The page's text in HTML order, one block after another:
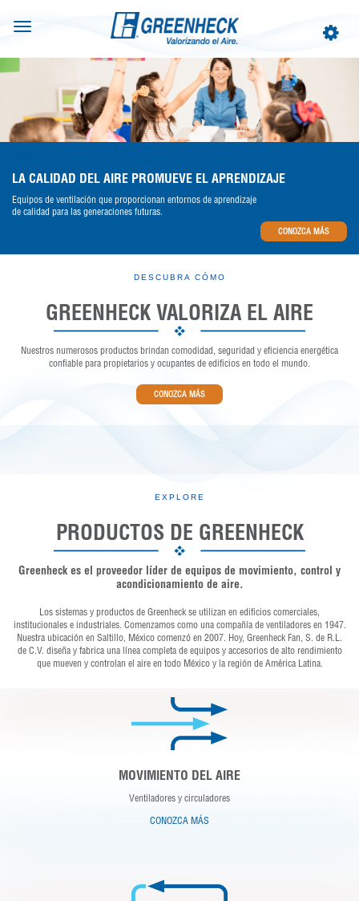
Toggle
Toggle
LA CALIDAD DEL AIRE PROMUEVE EL APRENDIZAJE
Equipos de ventilación que proporcionan entornos de aprendizaje
de calidad para las generaciones futuras.
CONOZCA MÁS
DESCUBRA CÓMO
GREENHECK VALORIZA EL AIRE
Nuestros numerosos productos brindan comodidad, seguridad y eficiencia energética
confiable para propietarios y ocupantes de edificios en todo el mundo.
CONOZCA MÁS
EXPLORE
PRODUCTOS DE GREENHECK
Greenheck es el proveedor líder de equipos de movimiento, control y
acondicionamiento de aire.
Los sistemas y productos de Greenheck se utilizan en edificios comerciales,
institucionales e industriales. Comenzamos como una compañía de ventiladores en 1947.
Nuestra ubicación en Saltillo, México comenzó en 2007. Hoy, Greenheck Fan, S. de R.L.
de C.V. diseña y fabrica una línea completa de equipos y accesorios de alto rendimiento
que mueven y controlan el aire en todo México y la región de América Latina.
MOVIMIENTO DEL AIRE
Ventiladores y circuladores
CONOZCA MÁS